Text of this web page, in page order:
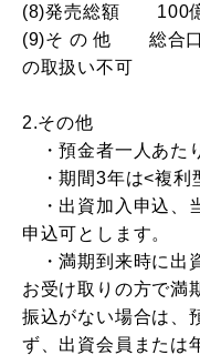
(8)発売総額 100
(9)そ の 他 総合口
の取扱い不可
2.その他
・預金者一人あた
・期間3年は<複利
・出資加入申込、
申込可とします。
・満期到来時に出
お受け取りの方で満
振込がない場合は、
ず、出資会員または